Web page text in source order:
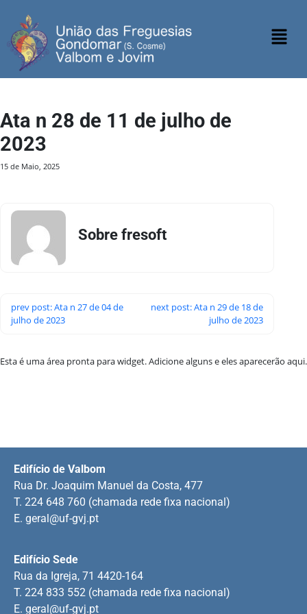
Ata n 28 de 11 de julho de
2023
15 de Maio, 2025
Sobre fresoft
prev post: Ata n 27 de 04 de
julho de 2023
next post: Ata n 29 de 18 de
julho de 2023
Esta é uma área pronta para widget. Adicione alguns e eles aparecerão aqui.
Edifício Sede
Rua da Igreja, 71 4420-164
T. 224 833 552 (chamada rede fixa nacional)
E. geral@uf-gvj.pt
Edifício de Valbom
Rua Dr. Joaquim Manuel da Costa, 477
T. 224 648 760 (chamada rede fixa nacional)
E. geral@uf-gvj.pt